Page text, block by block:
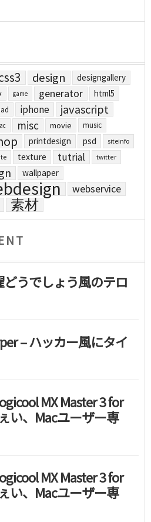
design designgallery
game generator html5
iphone javascript
misc movie music
printdesign psd siteinfo
texture tutrial twitter
wallpaper
webservice
素材
どうでしょう風のテロ
– ハッカー風にタイ
MX Master 3 for
い、Macユーザー専
MX Master 3 for
い、Macユーザー専